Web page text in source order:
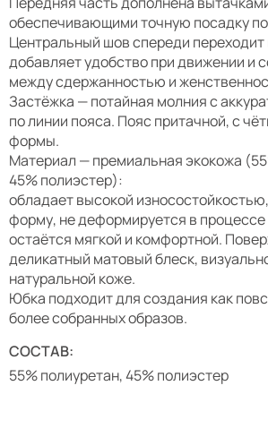
обеспечивающими точную посадку
Центральный шов спереди переходит
добавляет удобство при движении и
между сдержанностью и
Застёжка — потайная молния с
по линии пояса. Пояс притачной, с
формы.
Материал — премиальная экокожа
45% полиэстер):
обладает высокой
форму, не деформируется в процессе
остаётся мягкой и комфортной.
деликатный матовый блеск,
натуральной коже.
Юбка подходит для создания как
более собранных образов.
СОСТАВ:
55% полиуретан, 45% полиэстер